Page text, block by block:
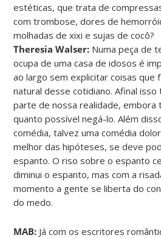
estéticas, que trata de
com trombose, dores de
molhadas de xixi e sujas de cocô?
Theresia Walser: Numa peça de
ocupa de uma casa de idosos é
ao largo sem explicitar coisas que
natural desse cotidiano. Afinal isso
parte de nossa realidade,
quanto possível negá-lo. Além
comédia, talvez uma comédia
melhor das hipóteses, se deve
espanto. O riso sobre o espanto
diminui o espanto, mas com a
momento a gente se liberta do
do medo.
MAB: Já com os escritores